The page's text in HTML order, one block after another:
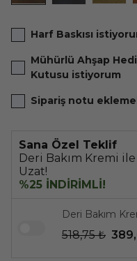
Harf Baskısı
Mühürlü Ahşap
Kutusu istiyorum
Sipariş notu
Sana Özel Teklif
Deri Bakım Kremi
Uzat!
%25 İNDİRİMLİ!
Deri Bakım
518,75 ₺